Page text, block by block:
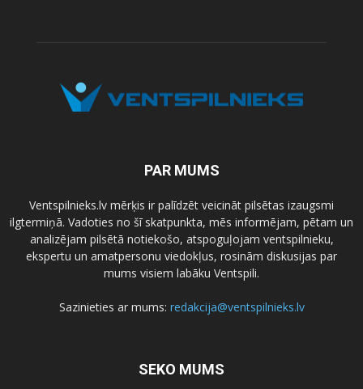
PAR MUMS
Ventspilnieks.lv mērķis ir palīdzēt veicināt pilsētas izaugsmi
ilgtermiņā. Vadoties no šī skatpunkta, mēs informējam, pētam un
analizējam pilsētā notiekošo, atspoguļojam ventspilnieku,
ekspertu un amatpersonu viedokļus, rosinām diskusijas par
mums visiem labāku Ventspili.
Sazinieties ar mums: redakcija@ventspilnieks.lv
SEKO MUMS